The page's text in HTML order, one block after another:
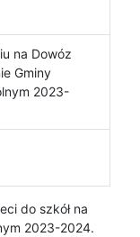
na Dowóz
Gminy
2023-
do szkół na
2023-2024.